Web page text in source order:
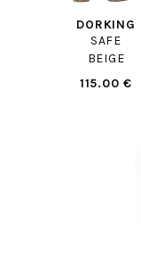
DORKING
SAFE
BEIGE
115.00 €